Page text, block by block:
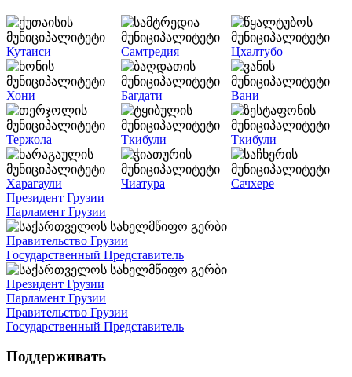
Кутаиси Самтредия Цхалтубо
Хони Багдати Вани
Тержола Ткибули Ткибули
Харагаули Чиатура
Сачхере
Президент Грузии
Парламент Грузии
Правительство Грузии
Государственный Представитель
Президент Грузии
Парламент Грузии
Правительство Грузии
Государственный Представитель
Поддерживать